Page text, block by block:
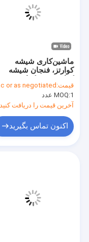
ماشین‌کاری شیشه
کوارتز، فنجان شیشه
برای پلاسما
قیمت: USD 1-200/Pc or as negotiated
MOQ:1 عدد
آخرین قیمت را دریافت کنید
اکنون تماس بگیرید